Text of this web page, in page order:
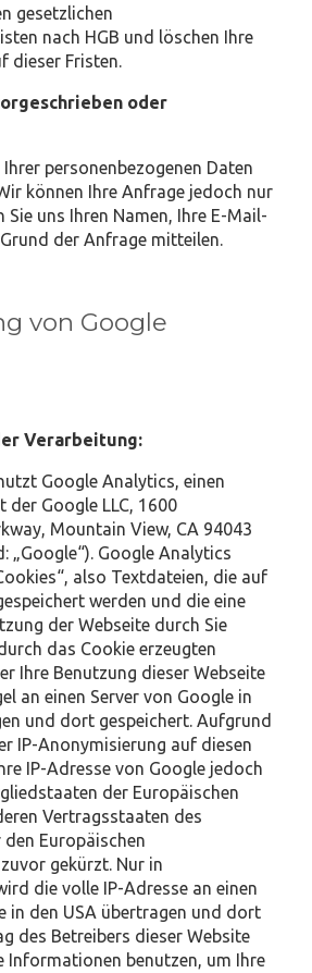
gesetzlichen
nach HGB und löschen Ihre
dieser Fristen.
oder
personenbezogenen Daten
können Ihre Anfrage jedoch nur
Sie uns Ihren Namen, Ihre E-Mail-
der Anfrage mitteilen.
von Google
Verarbeitung:
Google Analytics, einen
der Google LLC, 1600
Mountain View, CA 94043
„Google“). Google Analytics
also Textdateien, die auf
werden und die eine
der Webseite durch Sie
das Cookie erzeugten
Ihre Benutzung dieser Webseite
an einen Server von Google in
und dort gespeichert. Aufgrund
IP-Anonymisierung auf diesen
IP-Adresse von Google jedoch
der Europäischen
Vertragsstaaten des
Europäischen
gekürzt. Nur in
die volle IP-Adresse an einen
in den USA übertragen und dort
des Betreibers dieser Website
Informationen benutzen, um Ihre